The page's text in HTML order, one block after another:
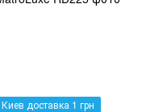
Киев доставка 1 грн